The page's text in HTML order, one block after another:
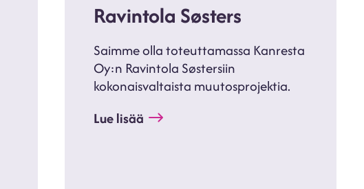
Ravintola Søsters
Saimme olla toteuttamassa Kanresta
Oy:n Ravintola Søstersiin
kokonaisvaltaista muutosprojektia.
Lue lisää